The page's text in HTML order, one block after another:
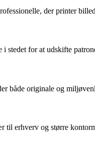
der printer
for at udskifte
både originale og
til erhverv og større